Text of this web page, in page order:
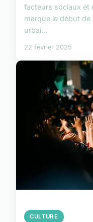
facteurs sociaux et
marque le début
urbai...
22 février 2025
CULTURE